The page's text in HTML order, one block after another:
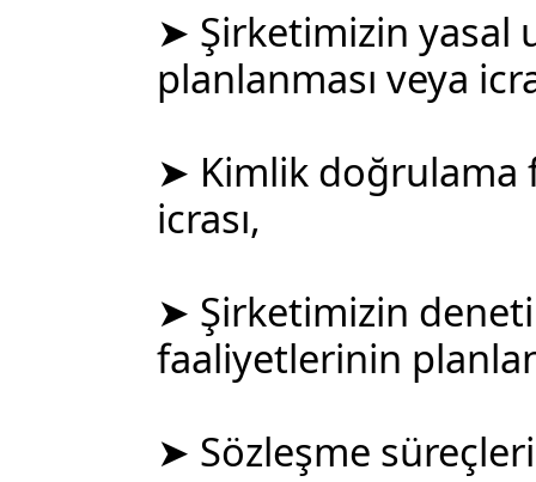
➤ Şirketimizin yasal
planlanması veya
➤ Kimlik doğrulama
icrası,
➤ Şirketimizin
faaliyetlerinin
➤ Sözleşme